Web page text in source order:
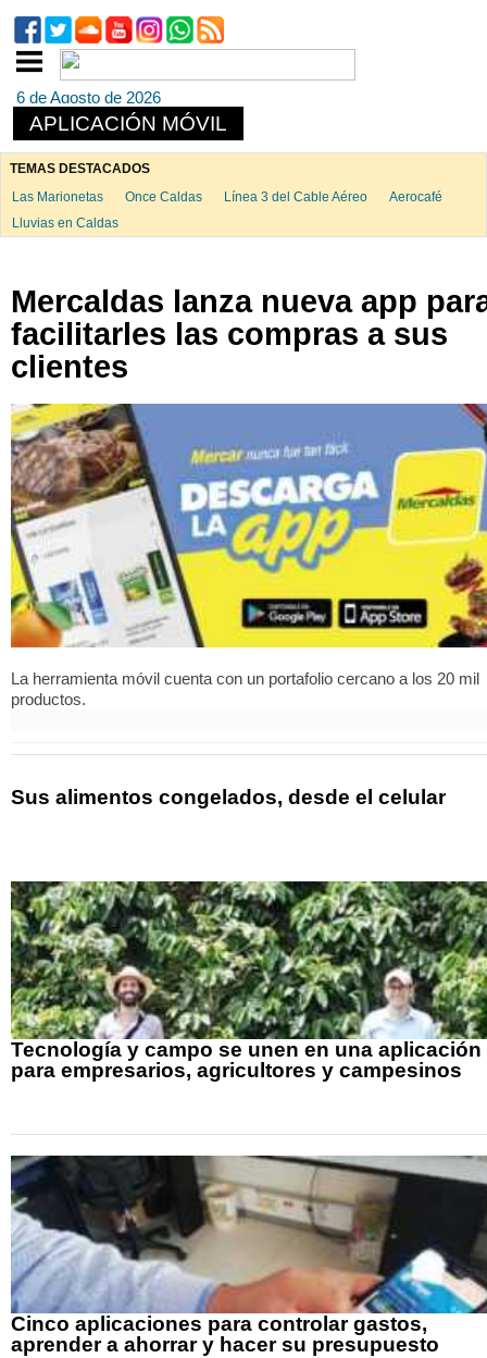
6 de Agosto de 2026
APLICACIÓN MÓVIL
TEMAS DESTACADOS
Las Marionetas
Once Caldas Línea 3 del Cable Aéreo
Aerocafé
Lluvias en Caldas
Mercaldas lanza nueva app
facilitarles las compras a sus
clientes
La herramienta móvil cuenta con un portafolio cercano a los 20 mil
productos.
Sus alimentos congelados, desde el celular
Tecnología y campo se unen en una aplicación
para empresarios, agricultores y campesinos
Cinco aplicaciones para controlar gastos,
aprender a ahorrar y hacer su presupuesto